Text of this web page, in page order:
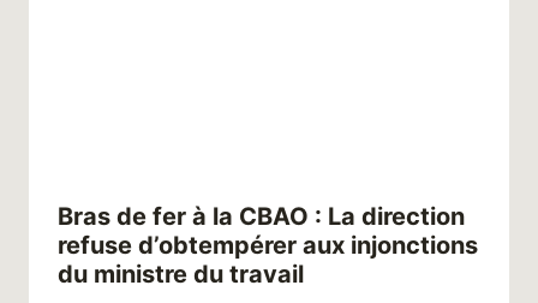
Bras de fer à la CBAO : La direction
refuse d’obtempérer aux injonctions
du ministre du travail